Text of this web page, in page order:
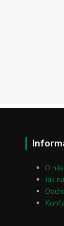
O nás
Jak